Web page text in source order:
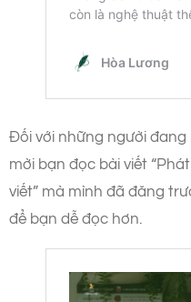
Đối với những người đang
mời bạn đọc bài viết
viết” mà mình đã đăng
để bạn dễ đọc hơn.